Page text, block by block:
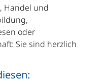
Handel und
oder
Sie sind herzlich